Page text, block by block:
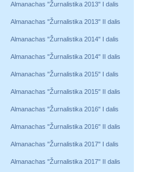
Almanachas "Žurnalistika 2013" I dalis
Almanachas "Žurnalistika 2013" II dalis
Almanachas "Žurnalistika 2014" I dalis
Almanachas "Žurnalistika 2014" II dalis
Almanachas "Žurnalistika 2015" I dalis
Almanachas "Žurnalistika 2015" II dalis
Almanachas "Žurnalistika 2016" I dalis
Almanachas "Žurnalistika 2016" II dalis
Almanachas "Žurnalistika 2017" I dalis
Almanachas "Žurnalistika 2017" II dalis